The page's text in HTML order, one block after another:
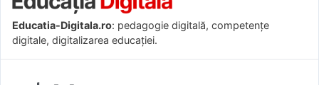
Educatia-Digitala.ro: pedagogie digitală, competențe
digitale, digitalizarea educației.